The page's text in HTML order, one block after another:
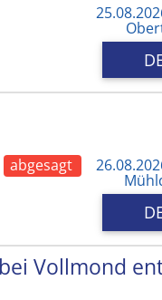
abgesagt
Vollmond